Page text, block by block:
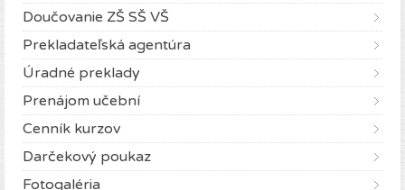
Doučovanie ZŠ SŠ VŠ
Prekladateľská agentúra
Úradné preklady
Prenájom učební
Cenník kurzov
Darčekový poukaz
Fotogaléria